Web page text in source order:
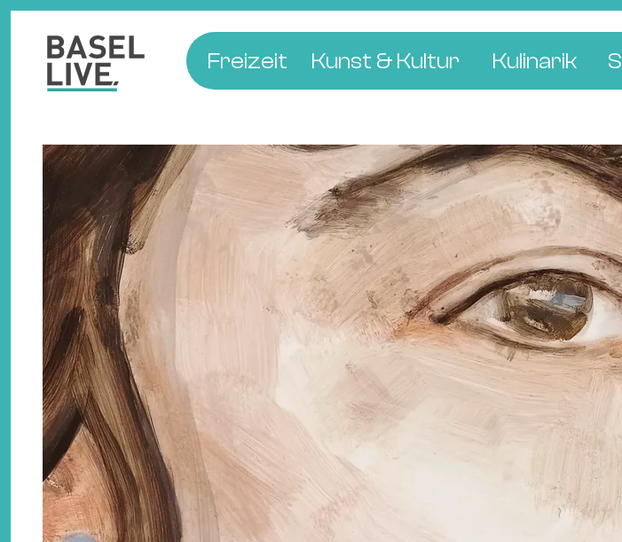
Freizeit
Club & Party
Familie & Kinder
Kino & Film
Natur & Parks
Kunst & Kultur
Theater
Galerien & Ausstellungen
Literatur & Bücher
Kulinarik
Bars & Pubs
Cafés &
Bäckereien